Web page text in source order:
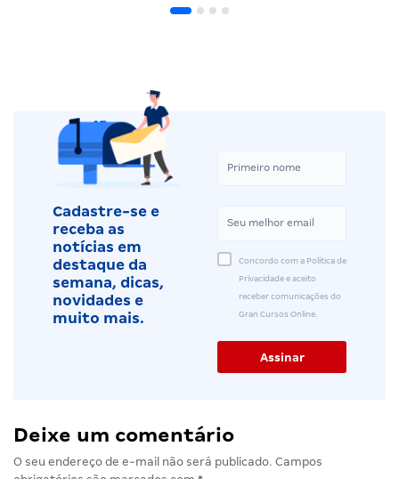
Cadastre-se e
receba as
notícias em
destaque da
semana, dicas,
novidades e
muito mais.
Concordo com a Política de
Privacidade e aceito
receber comunicações do
Gran Cursos Online.
Deixe um comentário
O seu endereço de e-mail não será publicado. Campos